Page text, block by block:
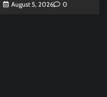
August 5, 2026
0